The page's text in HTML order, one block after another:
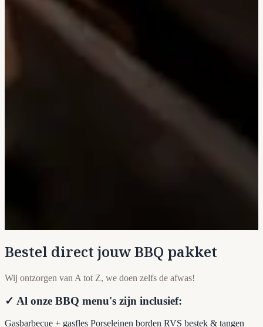
Bestel direct jouw BBQ pakket
Wij ontzorgen van A tot Z, we doen zelfs de afwas!
✓ Al onze BBQ menu's zijn inclusief:
Gasbarbecue + gasfles Porseleinen borden RVS bestek & tangen